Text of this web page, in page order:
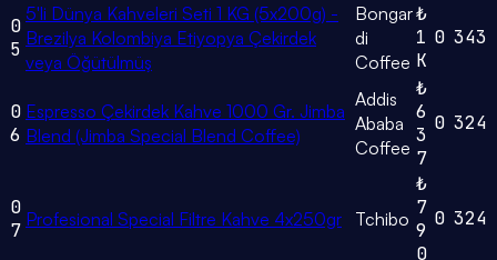
0
5
5'li Dünya Kahveleri Seti 1 KG (5x200g) -
Brezilya Kolombiya Etiyopya Çekirdek
veya Öğütülmüş
Bongar
di
Coffee
₺
1
K
0 343
0
6
Espresso Çekirdek Kahve 1000 Gr. Jimba
Blend (Jimba Special Blend Coffee)
Addis
Ababa
Coffee
₺
6
3
7
0 324
0
7 Profesional Special Filtre Kahve 4x250gr Tchibo
₺
7
9
0
0 324